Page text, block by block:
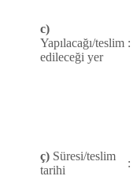
c)
Yapılacağı/teslim
edileceği yer
:
ç) Süresi/teslim
tarihi
: